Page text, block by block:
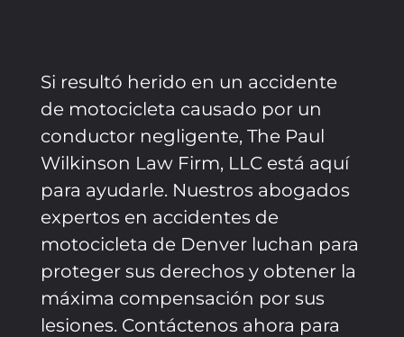
Si resultó herido en un accidente
de motocicleta causado por un
conductor negligente, The Paul
Wilkinson Law Firm, LLC está aquí
para ayudarle. Nuestros abogados
expertos en accidentes de
motocicleta de Denver luchan para
proteger sus derechos y obtener la
máxima compensación por sus
lesiones. Contáctenos ahora para